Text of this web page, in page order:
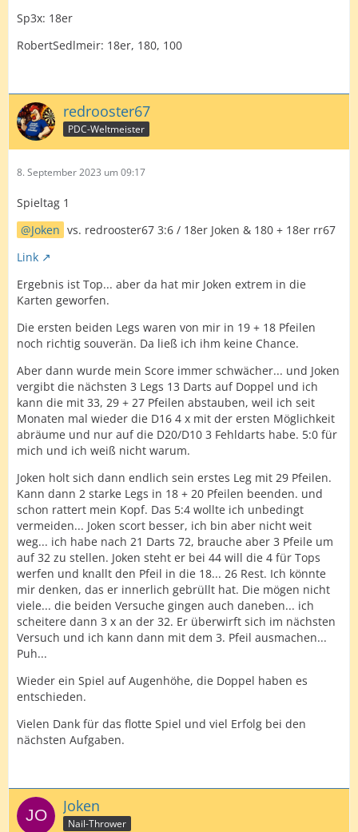
Sp3x: 18er
RobertSedlmeir: 18er, 180, 100
redrooster67
PDC-Weltmeister
8. September 2023 um 09:17
Spieltag 1
Joken vs. redrooster67 3:6 / 18er Joken & 180 + 18er rr67
Link
Ergebnis ist Top... aber da hat mir Joken extrem in die
Karten geworfen.
Die ersten beiden Legs waren von mir in 19 + 18 Pfeilen
noch richtig souverän. Da ließ ich ihm keine Chance.
Aber dann wurde mein Score immer schwächer... und Joken
vergibt die nächsten 3 Legs 13 Darts auf Doppel und ich
kann die mit 33, 29 + 27 Pfeilen abstauben, weil ich seit
Monaten mal wieder die D16 4 x mit der ersten Möglichkeit
abräume und nur auf die D20/D10 3 Fehldarts habe. 5:0 für
mich und ich weiß nicht warum.
Joken holt sich dann endlich sein erstes Leg mit 29 Pfeilen.
Kann dann 2 starke Legs in 18 + 20 Pfeilen beenden. und
schon rattert mein Kopf. Das 5:4 wollte ich unbedingt
vermeiden... Joken scort besser, ich bin aber nicht weit
weg... ich habe nach 21 Darts 72, brauche aber 3 Pfeile um
auf 32 zu stellen. Joken steht er bei 44 will die 4 für Tops
werfen und knallt den Pfeil in die 18... 26 Rest. Ich könnte
mir denken, das er innerlich gebrüllt hat. Die mögen nicht
viele... die beiden Versuche gingen auch daneben... ich
scheitere dann 3 x an der 32. Er überwirft sich im nächsten
Versuch und ich kann dann mit dem 3. Pfeil ausmachen...
Puh...
Wieder ein Spiel auf Augenhöhe, die Doppel haben es
entschieden.
Vielen Dank für das flotte Spiel und viel Erfolg bei den
nächsten Aufgaben.
Joken
Nail-Thrower